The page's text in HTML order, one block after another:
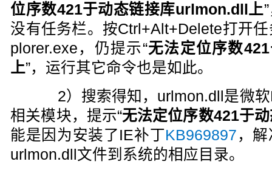
位序数421于动态链接库urlmon.dll上
没有任务栏。按Ctrl+Alt+Delete打开
plorer.exe，仍提示“无法定位序数
上”，运行其它命令也是如此。
2）搜索得知，urlmon.dll是微软
相关模块，提示“无法定位序数421于
能是因为安装了IE补丁KB969897 ，
urlmon.dll文件到系统的相应目录。